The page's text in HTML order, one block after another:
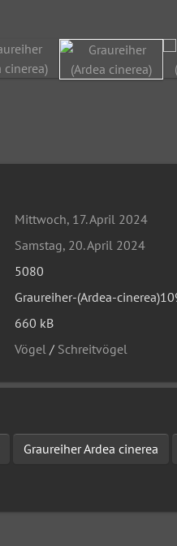
Mittwoch, 17. April 2024
Samstag, 20. April 2024
5080
Graureiher-(Ardea-
660 kB
Vögel / Schreitvögel
Graureiher Ardea cinerea